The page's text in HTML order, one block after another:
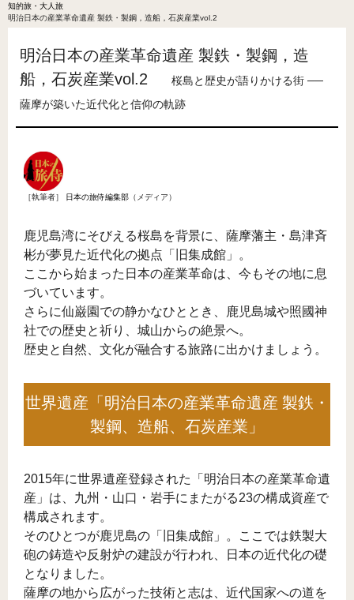
知的旅・大人旅
明治日本の産業革命遺産 製鉄・製鋼，造船，石炭産業vol.2
明治日本の産業革命遺産 製鉄・製鋼，造
船，石炭産業vol.2
桜島と歴史が語りかける街 ──
薩摩が築いた近代化と信仰の軌跡
［執筆者］ 日本の旅侍編集部 （メディア）
鹿児島湾にそびえる桜島を背景に、薩摩藩主・島津斉
彬が夢見た近代化の拠点「旧集成館」。
ここから始まった日本の産業革命は、今もその地に息
づいています。
さらに仙巌園での静かなひととき、鹿児島城や照國神
社での歴史と祈り、城山からの絶景へ。
歴史と自然、文化が融合する旅路に出かけましょう。
世界遺産「明治日本の産業革命遺産 製鉄・
製鋼、造船、石炭産業」
2015年に世界遺産登録された「明治日本の産業革命遺
産」は、九州・山口・岩手にまたがる23の構成資産で
構成されます。
そのひとつが鹿児島の「旧集成館」。ここでは鉄製大
砲の鋳造や反射炉の建設が行われ、日本の近代化の礎
となりました。
薩摩の地から広がった技術と志は、近代国家への道を